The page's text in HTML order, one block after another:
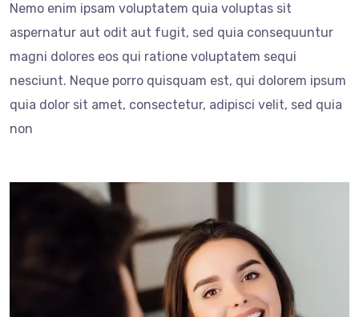
Nemo enim ipsam voluptatem quia voluptas sit
aspernatur aut odit aut fugit, sed quia consequuntur
magni dolores eos qui ratione voluptatem sequi
nesciunt. Neque porro quisquam est, qui dolorem ipsum
quia dolor sit amet, consectetur, adipisci velit, sed quia
non